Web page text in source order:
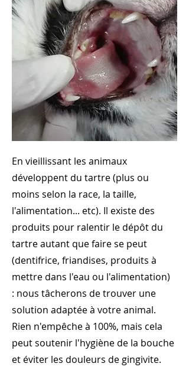
En vieillissant les animaux
développent du tartre (plus ou
moins selon la race, la taille,
l'alimentation... etc). Il existe des
produits pour ralentir le dépôt du
tartre autant que faire se peut
(dentifrice, friandises, produits à
mettre dans l'eau ou l'alimentation)
: nous tâcherons de trouver une
solution adaptée à votre animal.
Rien n'empêche à 100%, mais cela
peut soutenir l'hygiène de la bouche
et éviter les douleurs de gingivite.